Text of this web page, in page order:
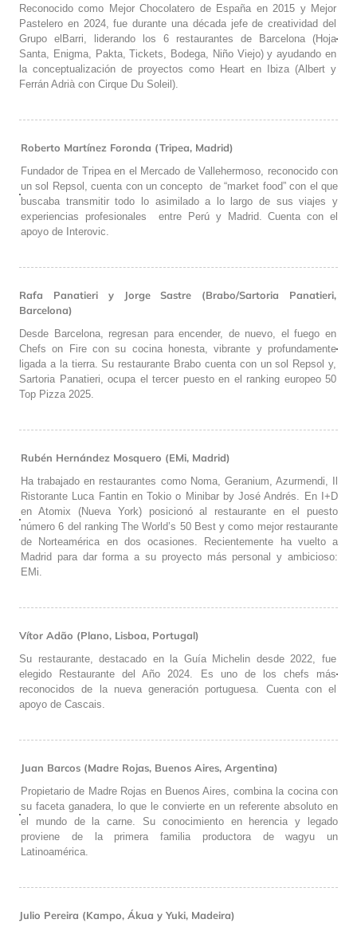
Reconocido como Mejor Chocolatero de España en 2015 y Mejor
Pastelero en 2024, fue durante una década jefe de creatividad del
Grupo elBarri, liderando los 6 restaurantes de Barcelona (Hoja
Santa, Enigma, Pakta, Tickets, Bodega, Niño Viejo) y ayudando en
la conceptualización de proyectos como Heart en Ibiza (Albert y
Ferrán Adrià con Cirque Du Soleil).
Roberto Martínez Foronda (Tripea, Madrid)
Fundador de Tripea en el Mercado de Vallehermoso, reconocido con
un sol Repsol, cuenta con un concepto de “market food” con el que
buscaba transmitir todo lo asimilado a lo largo de sus viajes y
experiencias profesionales entre Perú y Madrid. Cuenta con el
apoyo de Interovic.
Rafa Panatieri y Jorge Sastre (Brabo/Sartoria Panatieri,
Barcelona)
Desde Barcelona, regresan para encender, de nuevo, el fuego en
Chefs on Fire con su cocina honesta, vibrante y profundamente
ligada a la tierra. Su restaurante Brabo cuenta con un sol Repsol y,
Sartoria Panatieri, ocupa el tercer puesto en el ranking europeo 50
Top Pizza 2025.
Rubén Hernández Mosquero (EMi, Madrid)
Ha trabajado en restaurantes como Noma, Geranium, Azurmendi, Il
Ristorante Luca Fantin en Tokio o Minibar by José Andrés. En I+D
en Atomix (Nueva York) posicionó al restaurante en el puesto
número 6 del ranking The World’s 50 Best y como mejor restaurante
de Norteamérica en dos ocasiones. Recientemente ha vuelto a
Madrid para dar forma a su proyecto más personal y ambicioso:
EMi.
Vítor Adão (Plano, Lisboa, Portugal)
Su restaurante, destacado en la Guía Michelin desde 2022, fue
elegido Restaurante del Año 2024. Es uno de los chefs más
reconocidos de la nueva generación portuguesa. Cuenta con el
apoyo de Cascais.
Juan Barcos (Madre Rojas, Buenos Aires, Argentina)
Propietario de Madre Rojas en Buenos Aires, combina la cocina con
su faceta ganadera, lo que le convierte en un referente absoluto en
el mundo de la carne. Su conocimiento en herencia y legado
proviene de la primera familia productora de wagyu un
Latinoamérica.
Julio Pereira (Kampo, Ákua y Yuki, Madeira)